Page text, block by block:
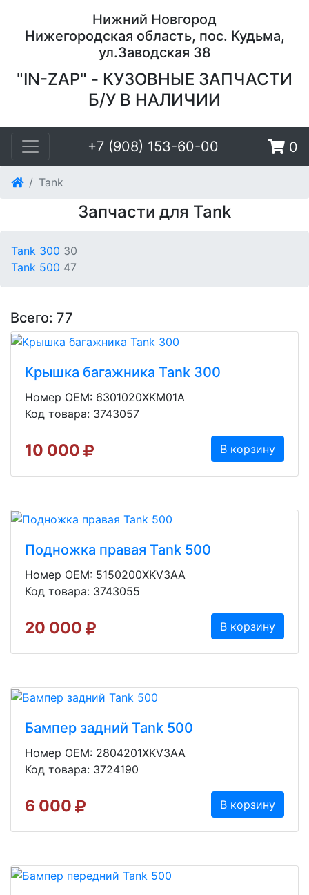
Нижний Новгород
Нижегородская область, пос. Кудьма,
ул.Заводская 38
"IN-ZAP" - КУЗОВНЫЕ ЗАПЧАСТИ
Б/У В НАЛИЧИИ
+7 (908) 153-60-00 0
Tank
Запчасти для Tank
Tank 300 30
Tank 500 47
Всего: 77
Крышка багажника Tank 300
Номер OEM: 6301020XKM01A
Код товара: 3743057
10 000 В корзину
Подножка правая Tank 500
Номер OEM: 5150200XKV3AA
Код товара: 3743055
20 000 В корзину
Бампер задний Tank 500
Номер OEM: 2804201XKV3AA
Код товара: 3724190
6 000 В корзину